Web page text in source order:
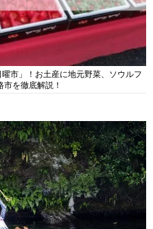
市」！お土産に地元野菜、ソウルフ
を徹底解説！